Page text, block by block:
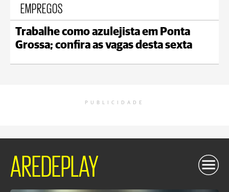
EMPREGOS
Trabalhe como azulejista em Ponta
Grossa; confira as vagas desta sexta
PUBLICIDADE
AREDEPLAY